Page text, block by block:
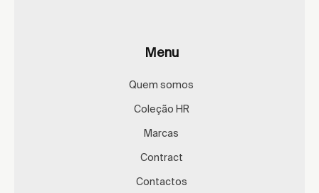
Menu
Quem somos
Coleção HR
Marcas
Contract
Contactos